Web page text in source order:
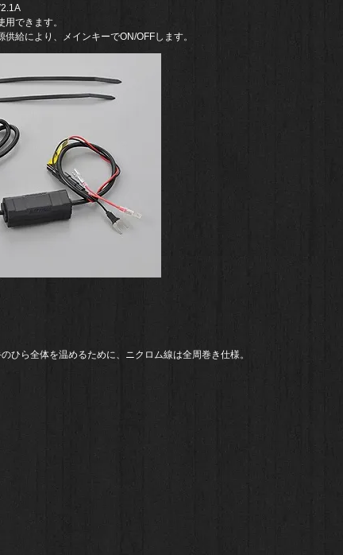
できます。
給により、メインキーでON/OFFします。
ひら全体を温めるために、ニクロム線は全周巻き仕様。